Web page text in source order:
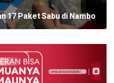
17 Paket Sabu di Nambo